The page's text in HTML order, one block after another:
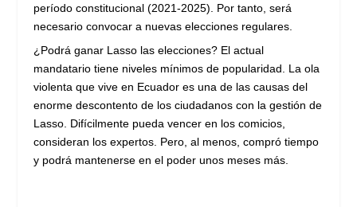
período constitucional (2021-2025). Por tanto, será
necesario convocar a nuevas elecciones regulares.
¿Podrá ganar Lasso las elecciones? El actual
mandatario tiene niveles mínimos de popularidad. La ola
violenta que vive en Ecuador es una de las causas del
enorme descontento de los ciudadanos con la gestión de
Lasso. Difícilmente pueda vencer en los comicios,
consideran los expertos. Pero, al menos, compró tiempo
y podrá mantenerse en el poder unos meses más.